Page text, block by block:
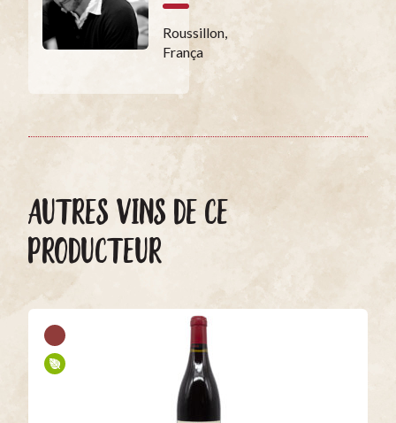
Roussillon,
França
AUTRES VINS DE CE
PRODUCTEUR